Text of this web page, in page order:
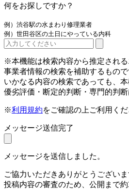
何をお探しですか？
例）渋谷駅の水まわり修理業者
例）世田谷区の土日にやっている内科
※本機能は検索内容から推定される
事業者情報の検索を補助するもので
いかなる内容の検索であっても、
優劣評価・断定的判断・専門的判断
※利用規約をご確認の上ご利用く
メッセージ送信完了
メッセージを送信しました。
ご協力いただきありがとうございま
投稿内容の審査のため、公開まで